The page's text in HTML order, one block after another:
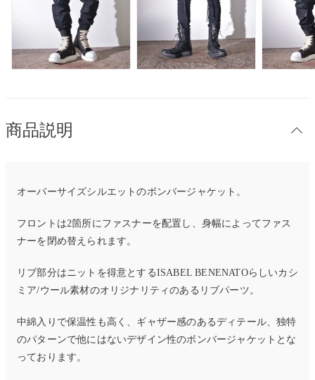
商品説明
オーバーサイズシルエットのボンバージャケット。
フロントは2箇所にファスナーを配置し、身幅によってファス
ナーを閉め替えられます。
リブ部分はニットを得意とするISABEL BENENATOらしいカシ
ミア/ウール素材のオリジナリティのあるリブパーツ。
中綿入りで保温性も高く、 ギャザー感のあるディテール、独特
のパターンで他にはないデザイン性のボンバージャケットとな
っております。